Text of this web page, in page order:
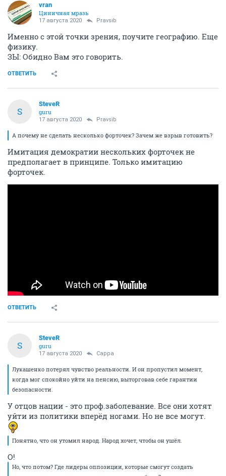
vran
Циничная мразь
17 августа 2020 Pravsib
Именно с этой точки зрения, поучите географию. Еще
физику.
ЗЫ: Обидно Вам это говорить.
ОТВЕТИТЬ
S
SteveR
guru
17 августа 2020 Pravsib
А почему не сделать несколько форточек? Зачем же взрыв готовить?
Имитация демократии нескольких форточек не
предполагает в принципе. Только имитацию
форточек.
ОТВЕТИТЬ
S
SteveR
guru
17 августа 2020 Сарра
Лукашенко потерял чувство реальности. И он пропустил момент,
когда мог спокойно уйти на пенсию, выторговав себе гарантии
безопасности.
У отцов нации - это проф.заболевание. Все они хотят
уйти из политики вперёд ногами. Но не все могут.
Понятно, что он утомил народ. Народ хочет, чтобы он ушёл.
О!
Но, что потом? Где лидеры оппозиции, которые смогут создать